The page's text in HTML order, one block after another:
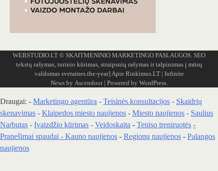
WEBSTUDIO.LT © SKAITMENINIO MARKETINGO PASLAUGOS. SEO
tekstų rašymas, turinio kūrimas, straipsnių rašymas ir talpinimas į mūsų
valdomas svetaines.the-year]Apie Rinkimus.LT| Infinite
News by Ascendoor| Powered by WordPress.
Draugai: - Marketingo agentūra - Teisinės konsultacijos - Skaidrių
skenavimas - Klaipedos miesto naujienos - Miesto naujienos - Saulius
Narbutas - Įvaizdžio kūrimas - Veidoskaita - Teniso treniruotės -
Pranešimai spaudai - Kauno naujienos - Regionų naujienos - Palangos
naujienos